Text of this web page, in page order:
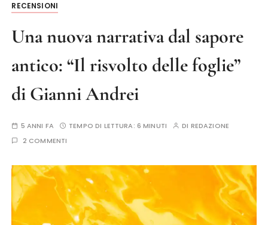
RECENSIONI
Una nuova narrativa dal sapore
antico: “Il risvolto delle foglie”
di Gianni Andrei
5 ANNI FA TEMPO DI LETTURA: 6 MINUTI DI REDAZIONE
2 COMMENTI